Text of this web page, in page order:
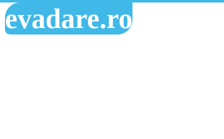
evadare.ro